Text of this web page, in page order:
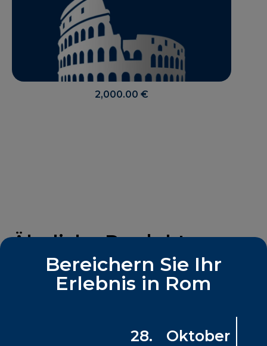
2,000.00 €
Ähnliche Produkte
Bereichern Sie Ihr
Erlebnis in Rom
28. Oktober